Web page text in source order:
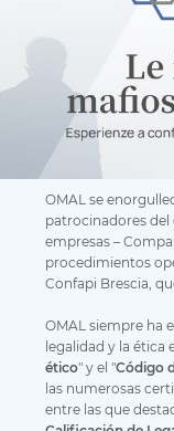
OMAL se
patrocinadores del
empresas –
procedimientos
Confapi Brescia,
OMAL siempre ha
legalidad y la ética
ético" y el "Código
las numerosas
entre las que